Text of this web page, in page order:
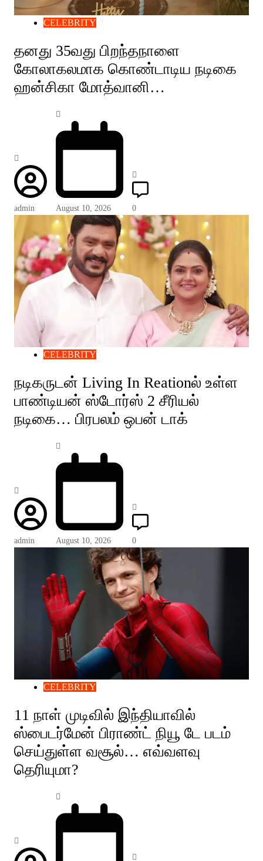
CELEBRITY
தனது 35வது பிறந்தநாளை
கோலாகலமாக கொண்டாடிய நடிகை
ஹன்சிகா மோத்வானி…
admin August 10, 2026 0
CELEBRITY
நடிகருடன் Living In Reationல் உள்ள
பாண்டியன் ஸ்டோர்ஸ் 2 சீரியல்
நடிகை… பிரபலம் ஒபன் டாக்
admin August 10, 2026 0
CELEBRITY
11 நாள் முடிவில் இந்தியாவில்
ஸ்பைடர்மேன் பிராண்ட் நியூ டே படம்
செய்துள்ள வசூல்… எவ்வளவு
தெரியுமா?